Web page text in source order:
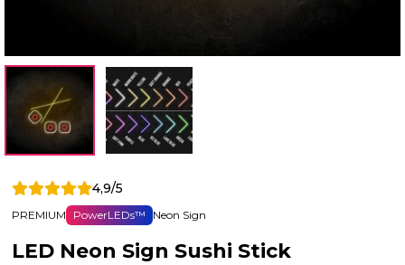
4,9/5
PREMIUM PowerLEDs™ Neon Sign
LED Neon Sign Sushi Stick